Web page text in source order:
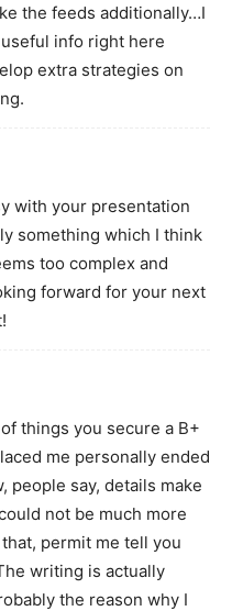
the feeds additionally…I
info right here
extra strategies on
with your presentation
something which I think
too complex and
forward for your next
things you secure a B+
me personally ended
people say, details make
not be much more
permit me tell you
writing is actually
the reason why I